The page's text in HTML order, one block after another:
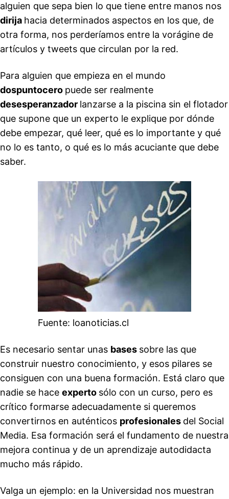
alguien que sepa bien lo que tiene entre manos nos
dirija hacia determinados aspectos en los que, de
otra forma, nos perderíamos entre la vorágine de
artículos y tweets que circulan por la red.
Para alguien que empieza en el mundo
dospuntocero puede ser realmente
desesperanzador lanzarse a la piscina sin el flotador
que supone que un experto le explique por dónde
debe empezar, qué leer, qué es lo importante y qué
no lo es tanto, o qué es lo más acuciante que debe
saber.
Fuente: loanoticias.cl
Es necesario sentar unas bases sobre las que
construir nuestro conocimiento, y esos pilares se
consiguen con una buena formación. Está claro que
nadie se hace experto sólo con un curso, pero es
crítico formarse adecuadamente si queremos
convertirnos en auténticos profesionales del Social
Media. Esa formación será el fundamento de nuestra
mejora continua y de un aprendizaje autodidacta
mucho más rápido.
Valga un ejemplo: en la Universidad nos muestran